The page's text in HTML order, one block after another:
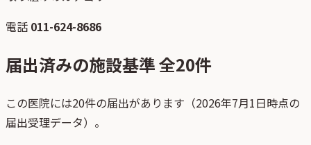
電話 011-624-8686
届出済みの施設基準 全20件
この医院には20件の届出があります（2026年7月1日時点の
届出受理データ）。